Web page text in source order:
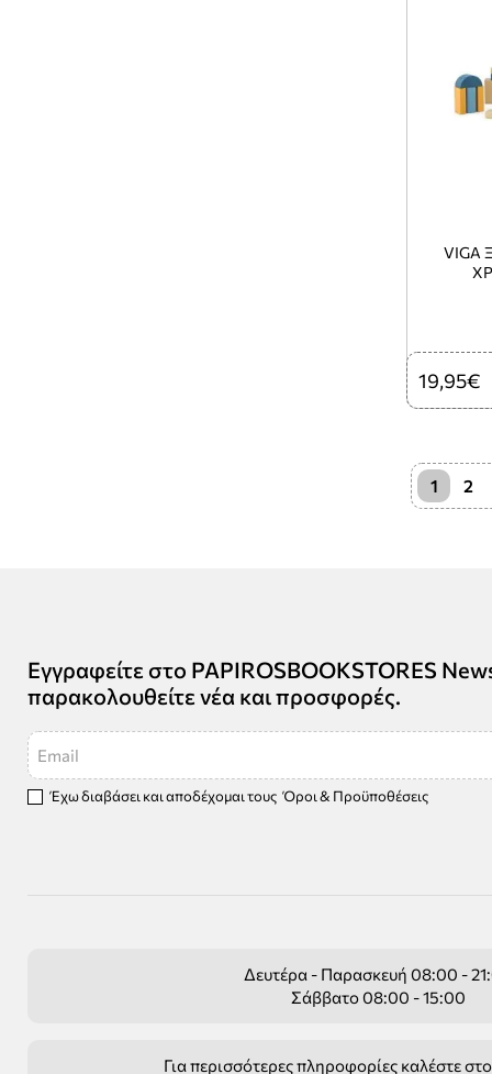
VIGA
19,95€
1 2
Εγγραφείτε στο PAPIROSBOOKSTORES
παρακολουθείτε νέα και προσφορές.
Email
Έχω διαβάσει και αποδέχομαι τους Όροι & Προϋποθέσεις
Δευτέρα - Παρασκευή 08:00 -
Σάββατο 08:00 - 15:00
Για περισσότερες πληροφορίες καλέστε στο